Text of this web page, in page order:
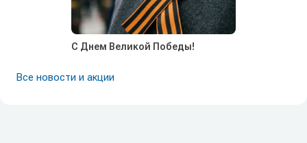
С Днем Великой Победы!
Все новости и акции